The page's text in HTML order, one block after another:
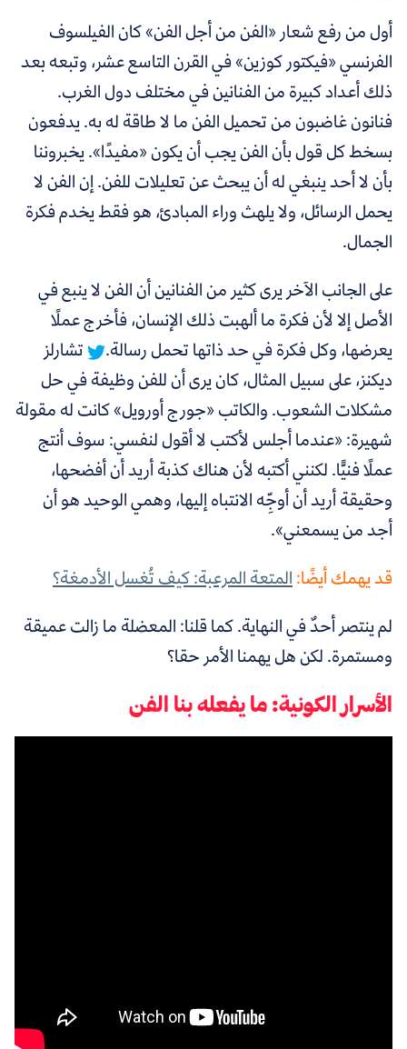
أول من رفع شعار«الفن من أجل الفن»كان الفيلسوف
الفرنسي«فيكتور كوزين»في القرن التاسع عشر، وتبعه بعد
ذلك أعداد كبيرة من الفنانين في مختلف دول الغرب.
فنانون غاضبون من تحميل الفن ما لا طاقة له به. يدفعون
بسخط كل قول بأن الفن يجب أن يكون«مفيدًا». يخبروننا
بأن لا أحد ينبغي له أن يبحث عن تعليلات للفن. إن الفن لا
يحمل الرسائل، ولا يلهث وراء المبادئ، هو فقط يخدم فكرة
الجمال.
على الجانب الآخر يرى كثير من الفنانين أن الفن لا ينبع في
الأصل إلا لأن فكرة ما ألهبت ذلك الإنسان،فأخرج عملًا
يعرضها، وكل فكرة في حد ذاتها تحمل رسالة.
تشارلز
ديكنز، على سبيل المثال، كان يرى أن للفن وظيفة في حل
مشكلات الشعوب. والكاتب«جورج أورويل»كانت له مقولة
شهيرة:«عندما أجلس لأكتب لا أقول لنفسي: سوف أنتج
عملًا فنيًّا. لكنني أكتبه لأن هناك كذبة أريد أن أفضحها،
وحقيقة أريد أن أوجِّه الانتباه إليها، وهمي الوحيد هو أن
أجد من يسمعني»
.
قد يهمك أيضًا:المتعة المرعبة: كيف تُغسل الأدمغة؟
لم ينتصر أحدٌ في النهاية. كما قلنا: المعضلة ما زالت عميقة
ومستمرة. لكن هل يهمنا الأمر حقا؟
الأسرار الكونية: ما يفعله بنا الفن